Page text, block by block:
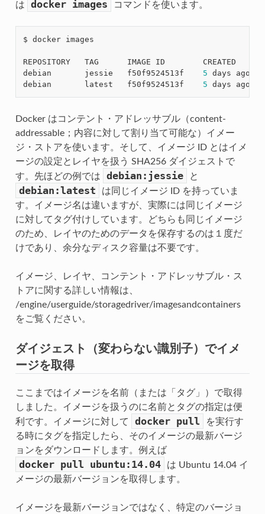
は docker images コマンドを使います。
$ docker images
REPOSITORY   TAG      IMAGE ID        CREATED
debian       jessie   f50f9524513f 5 days ago
debian       latest   f50f9524513f 5 days ago
Docker はコンテント・アドレッサブル（content-
addressable；内容に対して割り当て可能な）イメー
ジ・ストアを使います。そして、イメージ ID とはイメ
ージの設定とレイヤを扱う SHA256 ダイジェストで
す。先ほどの例では
debian:jessie と
debian:latest
は同じイメージ ID を持っていま
す。イメージ名は違いますが、実際には同じイメージ
に対してタグ付けしています。どちらも同じイメージ
のため、レイヤのためのデータを保存するのは１度だ
けであり、余分なディスク容量は不要です。
イメージ、レイヤ、コンテント・アドレッサブル・ス
トアに関する詳しい情報は、
/engine/userguide/storagedriver/imagesandcontainers
をご覧ください。
ダイジェスト（変わらない識別子）でイメ
ージを取得
ここまではイメージを名前（または「タグ」）で取得
しました。イメージを扱うのに名前とタグの指定は便
利です。イメージに対して
docker pull
を実行す
る時にタグを指定したら、そのイメージの最新バージ
ョンをダウンロードします。例えば
docker pull ubuntu:14.04
は Ubuntu 14.04 イ
メージの最新バージョンを取得します。
イメージを最新バージョンではなく、特定のバージョ